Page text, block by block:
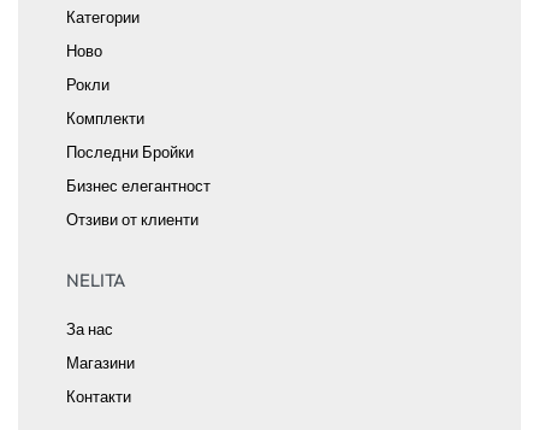
Категории
Ново
Рокли
Комплекти
Последни Бройки
Бизнес елегантност
Отзиви от клиенти
NELITA
За нас
Магазини
Контакти